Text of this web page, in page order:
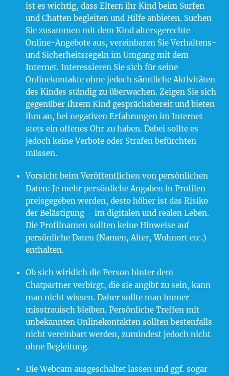
ist es wichtig, dass Eltern ihr Kind beim Surfen
und Chatten begleiten und Hilfe anbieten. Suchen
Sie zusammen mit dem Kind altersgerechte
Online-Angebote aus, vereinbaren Sie Verhaltens-
und Sicherheitsregeln im Umgang mit dem
Internet. Interessieren Sie sich für seine
Onlinekontakte ohne jedoch sämtliche Aktivitäten
des Kindes ständig zu überwachen. Zeigen Sie sich
gegenüber Ihrem Kind gesprächsbereit und bieten
ihm an, bei negativen Erfahrungen im Internet
stets ein offenes Ohr zu haben. Dabei sollte es
jedoch keine Verbote oder Strafen befürchten
müssen.
Vorsicht beim Veröffentlichen von persönlichen
Daten: Je mehr persönliche Angaben in Profilen
preisgegeben werden, desto höher ist das Risiko
der Belästigung – im digitalen und realen Leben.
Die Profilnamen sollten keine Hinweise auf
persönliche Daten (Namen, Alter, Wohnort etc.)
enthalten.
Ob sich wirklich die Person hinter dem
Chatpartner verbirgt, die sie angibt zu sein, kann
man nicht wissen. Daher sollte man immer
misstrauisch bleiben. Persönliche Treffen mit
unbekannten Onlinekontakten sollten bestenfalls
nicht vereinbart werden, zumindest jedoch nicht
ohne Begleitung.
Die Webcam ausgeschaltet lassen und ggf. sogar